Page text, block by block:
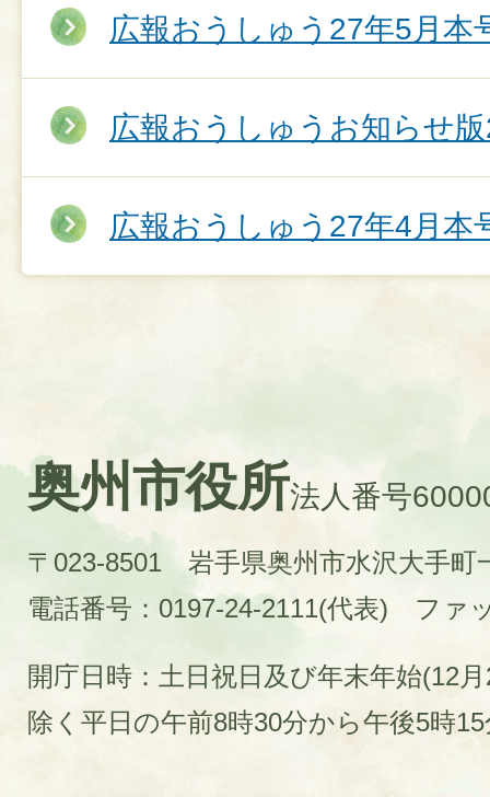
広報おうしゅう27年5月本
広報おうしゅうお知らせ
広報おうしゅう27年4月本
奥州市役所法人番号
〒023-8501 岩手県奥州市水沢大手町
電話番号：0197-24-2111(代表)
ファ
開庁日時：土日祝日及び年末年始(12
除く平日の午前8時30分から午後5時